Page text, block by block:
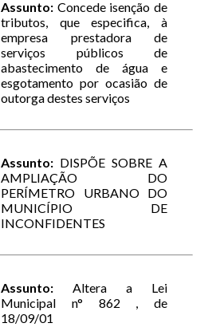
Assunto: Concede isenção de
tributos, que especifica, à
empresa prestadora de
serviços públicos de
abastecimento de água e
esgotamento por ocasião de
outorga destes serviços
Assunto: DISPÕE SOBRE A
AMPLIAÇÃO DO
PERÍMETRO URBANO DO
MUNICÍPIO DE
INCONFIDENTES
Assunto: Altera a Lei
Municipal n° 862 , de
18/09/01